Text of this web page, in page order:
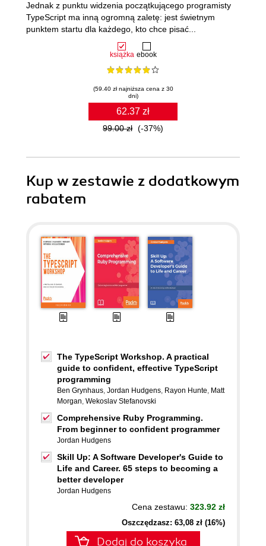
książka ebook
(59.40 zł najniższa cena z 30
dni)
62.37 zł
99.00 zł (-37%)
Jednak z punktu widzenia początkującego programisty
TypeScript ma inną ogromną zaletę: jest świetnym
punktem startu dla każdego, kto chce pisać...
Kup w zestawie z dodatkowym
rabatem
The TypeScript Workshop. A practical
guide to confident, effective TypeScript
programming
Ben Grynhaus, Jordan Hudgens, Rayon Hunte, Matt
Morgan, Wekoslav Stefanovski
Comprehensive Ruby Programming.
From beginner to confident programmer
Jordan Hudgens
Skill Up: A Software Developer's Guide to
Life and Career. 65 steps to becoming a
better developer
Jordan Hudgens
Cena zestawu: 323.92 zł
Oszczędzasz: 63,08 zł (16%)
Dodaj do koszyka